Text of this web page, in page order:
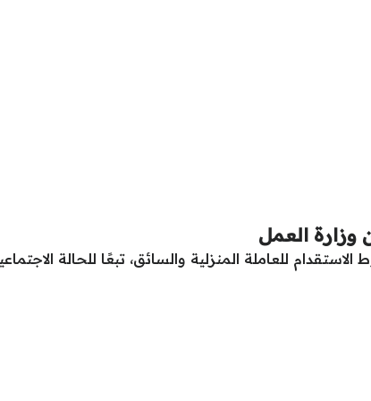
وزارة العمل
للعاملة المنزلية والسائق، تبعًا للحالة